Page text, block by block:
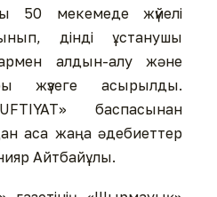
50 мекемеде жүйелі
дінді ұстанушы
алдын-алу және
жүзеге асырылды.
баспасынан
аса жаңа әдебиеттер
Айтбайұлы.